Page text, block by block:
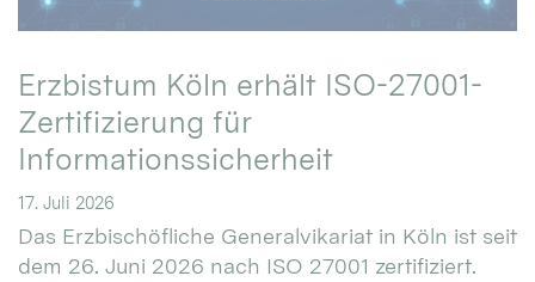
Erzbistum Köln erhält ISO-27001-
Zertifizierung für
Informationssicherheit
17. Juli 2026
Das Erzbischöfliche Generalvikariat in Köln ist seit
dem 26. Juni 2026 nach ISO 27001 zertifiziert.